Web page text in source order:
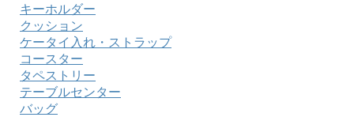
キーホルダー
クッション
ケータイ入れ・ストラップ
コースター
タペストリー
テーブルセンター
バッグ